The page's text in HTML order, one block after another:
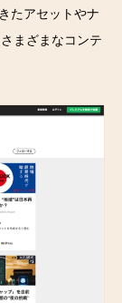
たアセットやナ
まざまなコンテ